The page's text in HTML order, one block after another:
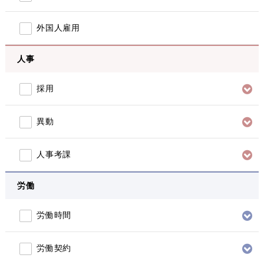
外国人雇用
人事
採用
異動
人事考課
労働
労働時間
労働契約